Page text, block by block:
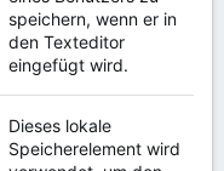
speichern, wenn er in
den Texteditor
eingefügt wird.
Dieses lokale
Speicherelement wird